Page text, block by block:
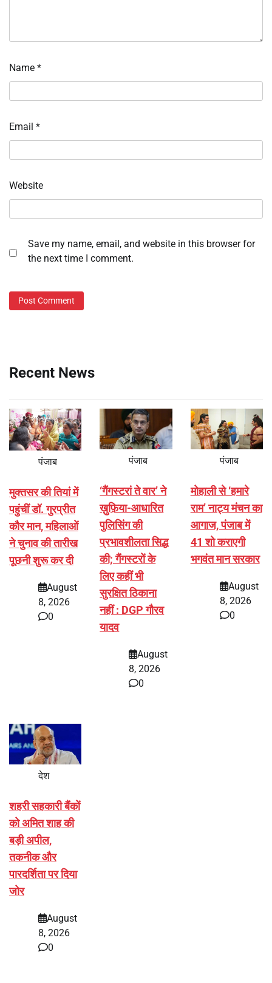
Name *
Email *
Website
Save my name, email, and website in this browser for
the next time I comment.
Recent News
पंजाब
मुक्तसर की तियां में
पहुंचीं डॉ. गुरप्रीत
कौर मान, महिलाओं
ने चुनाव की तारीख
पूछनी शुरू कर दी
August
8, 2026
0
पंजाब
‘गैंगस्टरां ते वार’ ने
ख़ुफ़िया-आधारित
पुलिसिंग की
प्रभावशीलता सिद्ध
की; गैंगस्टरों के
लिए कहीं भी
सुरक्षित ठिकाना
नहीं : DGP गौरव
यादव
August
8, 2026
0
पंजाब
मोहाली से ‘हमारे
राम’ नाट्य मंचन का
आगाज, पंजाब में
41 शो कराएगी
भगवंत मान सरकार
August
8, 2026
0
देश
शहरी सहकारी बैंकों
को अमित शाह की
बड़ी अपील,
तकनीक और
पारदर्शिता पर दिया
जोर
August
8, 2026
0